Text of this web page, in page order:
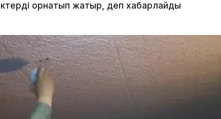
орнатып жатыр, деп хабарлайды